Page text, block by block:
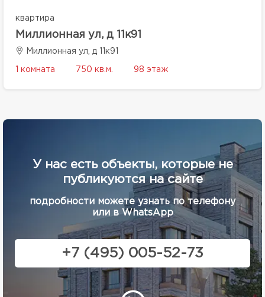
квартира
Миллионная ул, д 11к91
Миллионная ул, д 11к91
1 комната 750 кв.м. 98 этаж
У нас есть объекты, которые не
публикуются на сайте
подробности можете узнать по телефону
или в WhatsApp
+7 (495) 005-52-73